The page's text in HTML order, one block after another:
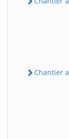
Chantier